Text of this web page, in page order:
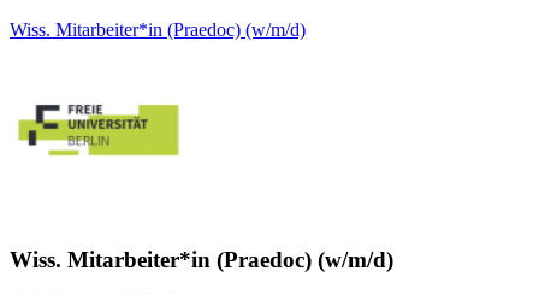
Wiss. Mitarbeiter*in (Praedoc) (w/m/d)
Wiss. Mitarbeiter*in (Praedoc) (w/m/d)